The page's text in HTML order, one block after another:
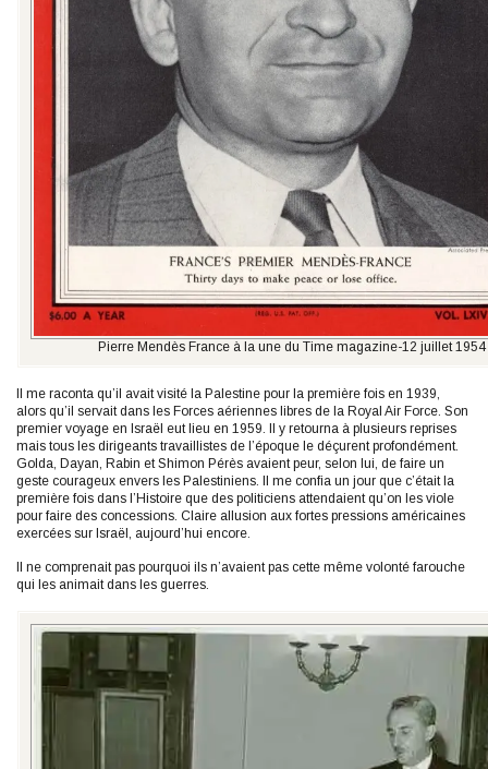
Pierre Mendès France à la une du Time magazine-12 juillet 1954
Il me raconta qu’il avait visité la Palestine pour la première fois en 1939,
alors qu’il servait dans les Forces aériennes libres de la Royal Air Force. Son
premier voyage en Israël eut lieu en 1959. Il y retourna à plusieurs reprises
mais tous les dirigeants travaillistes de l’époque le déçurent profondément.
Golda, Dayan, Rabin et Shimon Pérès avaient peur, selon lui, de faire un
geste courageux envers les Palestiniens. Il me confia un jour que c’était la
première fois dans l’Histoire que des politiciens attendaient qu’on les viole
pour faire des concessions. Claire allusion aux fortes pressions américaines
exercées sur Israël, aujourd’hui encore.
Il ne comprenait pas pourquoi ils n’avaient pas cette même volonté farouche
qui les animait dans les guerres.